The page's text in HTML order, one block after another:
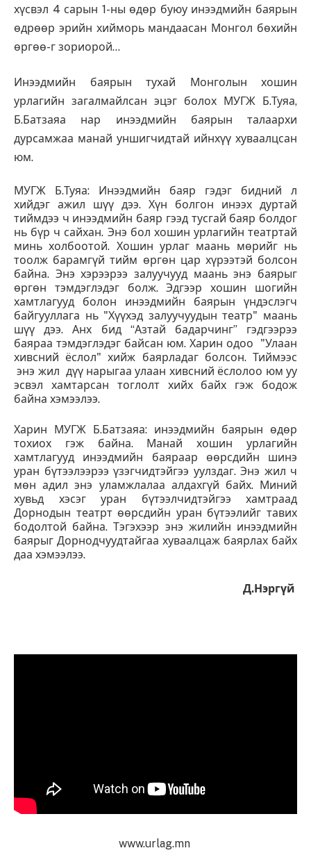
хүсвэл 4 сарын 1-ны өдөр буюу инээдмийн баярын
өдрөөр эрийн хийморь мандаасан Монгол бөхийн
өргөө-г зориорой…
Инээдмийн баярын тухай Монголын хошин
урлагийн загалмайлсан эцэг болох МУГЖ Б.Туяа,
Б.Батзаяа нар инээдмийн баярын талаархи
дурсамжаа манай уншигчидтай ийнхүү хуваалцсан
юм.
МУГЖ Б.Туяа: Инээдмийн баяр гэдэг бидний л
хийдэг ажил шүү дээ. Хүн болгон инээх дуртай
тиймдээ ч инээдмийн баяр гээд тусгай баяр болдог
нь бүр ч сайхан. Энэ бол хошин урлагийн театртай
минь холбоотой. Хошин урлаг маань мөрийг нь
тоолж барамгүй тийм өргөн цар хүрээтэй болсон
байна. Энэ хэрээрээ залуучууд маань энэ баярыг
өргөн тэмдэглэдэг болж. Эдгээр хошин шогийн
хамтлагууд болон инээдмийн баярын үндэслэгч
байгууллага нь "Хүүхэд залуучуудын театр" маань
шүү дээ. Анх бид “Азтай бадарчинг” гэдгээрээ
баяраа тэмдэглэдэг байсан юм. Харин одоо "Улаан
хивсний ёслол" хийж баярладаг болсон. Тиймээс
энэ жил дүү нарыгаа улаан хивсний ёслолоо юм уу
эсвэл хамтарсан тоглолт хийх байх гэж бодож
байна хэмээлээ.
Харин МУГЖ Б.Батзаяа: инээдмийн баярын өдөр
тохиох гэж байна. Манай хошин урлагийн
хамтлагууд инээдмийн баяраар өөрсдийн шинэ
уран бүтээлээрээ үзэгчидтэйгээ уулздаг. Энэ жил ч
мөн адил энэ уламжлалаа алдахгүй байх. Миний
хувьд хэсэг уран бүтээлчидтэйгээ хамтраад
Дорнодын театрт өөрсдийн уран бүтээлийг тавих
бодолтой байна. Тэгэхээр энэ жилийн инээдмийн
баярыг Дорнодчуудтайгаа хуваалцаж баярлах байх
даа хэмээлээ.
Д.Нэргүй
www.urlag.mn